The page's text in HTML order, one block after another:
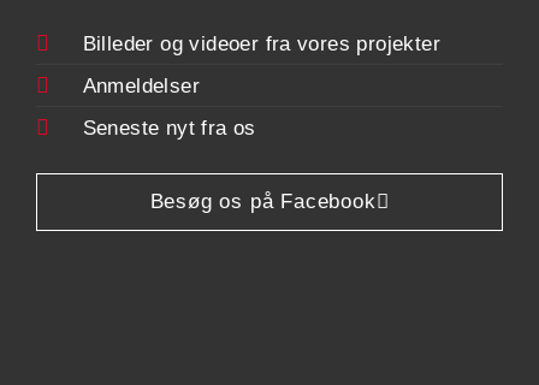
Billeder og videoer fra vores projekter
Anmeldelser
Seneste nyt fra os
Besøg os på Facebook